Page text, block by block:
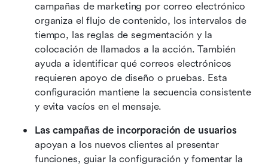
campañas de marketing por correo electrónico
organiza el flujo de contenido, los intervalos de
tiempo, las reglas de segmentación y la
colocación de llamados a la acción. También
ayuda a identificar qué correos electrónicos
requieren apoyo de diseño o pruebas. Esta
configuración mantiene la secuencia consistente
y evita vacíos en el mensaje.
Las campañas de incorporación de usuarios
apoyan a los nuevos clientes al presentar
funciones, guiar la configuración y fomentar la